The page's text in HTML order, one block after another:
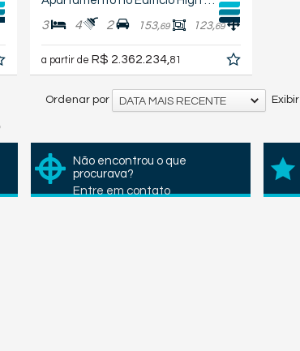
3 4 2 153,69 123,69
a partir de R$ 2.362.234, 81
Exibir
Ordenar por DATA MAIS RECENTE
Não encontrou o que
procurava?
Entre em contato